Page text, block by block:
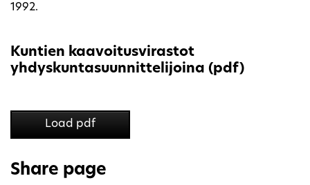
1992.
Kuntien kaavoitusvirastot
yhdyskuntasuunnittelijoina (pdf)
Load pdf
Share page